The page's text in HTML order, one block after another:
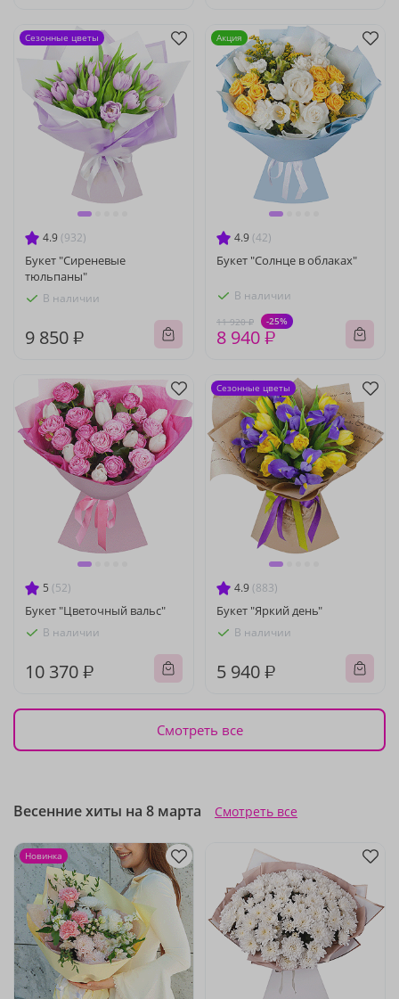
4.9 (932)
Букет "Сиреневые
тюльпаны"
В наличии
9 850 ₽
Сезонные цветы
4.9 (42)
Букет "Солнце в облаках"
В наличии
11 920 ₽ -25%
8 940 ₽
Акция
5 (52)
Букет "Цветочный вальс"
В наличии
10 370 ₽
4.9 (883)
Букет "Яркий день"
В наличии
5 940 ₽
Сезонные цветы
Смотреть все
Весенние хиты на 8 марта Смотреть все
Новинка